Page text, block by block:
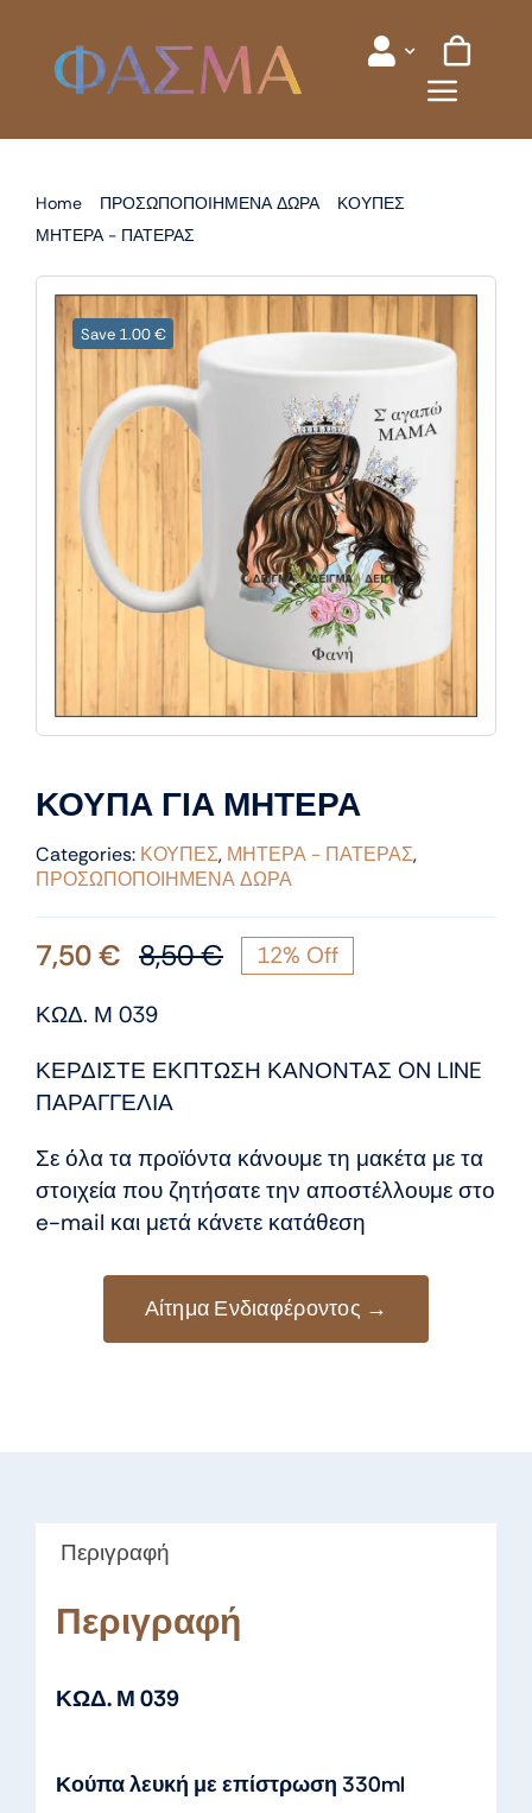
content
Home ΠΡΟΣΩΠΟΠΟΙΗΜΕΝΑ ΔΩΡΑ
ΚΟΥΠΕΣ
ΜΗΤΕΡΑ - ΠΑΤΕΡΑΣ
Save 1.00 €
ΚΟΥΠΑ ΓΙΑ ΜΗΤΕΡΑ
Categories: ΚΟΥΠΕΣ, ΜΗΤΕΡΑ - ΠΑΤΕΡΑΣ,
ΠΡΟΣΩΠΟΠΟΙΗΜΕΝΑ ΔΩΡΑ
8,50€Original
8,50 €.
7,50€
Η
είναι:
12% Off
ΚΩΔ. Μ 039
ΚΕΡΔΙΣΤΕ ΕΚΠΤΩΣΗ ΚΑΝΟΝΤΑΣ ON LINE
ΠΑΡΑΓΓΕΛΙΑ
Σε όλα τα προϊόντα κάνουμε τη μακέτα με τα
στοιχεία που ζητήσατε την αποστέλλουμε στο
e-mail και μετά κάνετε κατάθεση
Αίτημα Ενδιαφέροντος →
Περιγραφή
Περιγραφή
ΚΩΔ. Μ 039
Κούπα λευκή με επίστρωση 330ml